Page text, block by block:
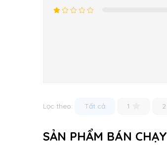
Lọc theo: Tất cả 1 2
SẢN PHẨM BÁN CHẠY